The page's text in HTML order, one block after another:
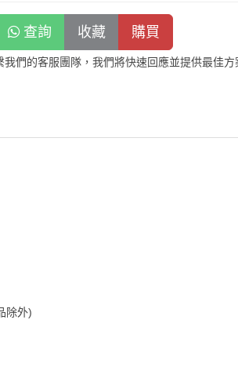
查詢
我們的客服團隊，我們將快速回應並提供最佳方
除外)